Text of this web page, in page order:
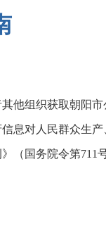
他组织获取朝阳
息对人民群众生
（国务院令第711